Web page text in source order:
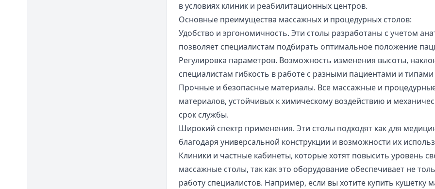
в условиях клиник и реабилитационных центров.
Основные преимущества массажных и процедурных столов:
Удобство и эргономичность. Эти столы разработаны с учетом
позволяет специалистам подбирать оптимальное положение
Регулировка параметров. Возможность изменения высоты,
специалистам гибкость в работе с разными пациентами и
Прочные и безопасные материалы. Все массажные и
материалов, устойчивых к химическому воздействию и
срок службы.
Широкий спектр применения. Эти столы подходят как для
благодаря универсальной конструкции и возможности их
Клиники и частные кабинеты, которые хотят повысить уровень
массажные столы, так как это оборудование обеспечивает не
работу специалистов. Например, если вы хотите купить